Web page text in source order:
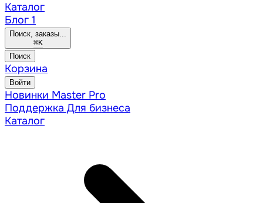
Каталог
Блог 1
Поиск, заказы...
⌘K
Поиск
Корзина
Войти
Новинки Master Pro
Поддержка Для бизнеса
Каталог